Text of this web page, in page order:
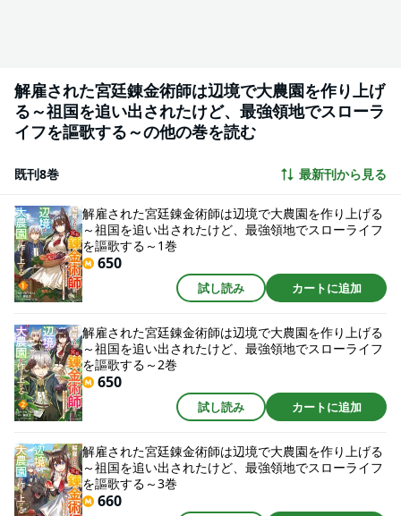
解雇された宮廷錬金術師は辺境で大農園を作り上げ
る～祖国を追い出されたけど、最強領地でスローラ
イフを謳歌する～の他の巻を読む
既刊8巻 最新刊から見る
解雇された宮廷錬金術師は辺境で大農園を作り上げる
～祖国を追い出されたけど、最強領地でスローライフ
を謳歌する～1巻
650
試し読み カートに追加
解雇された宮廷錬金術師は辺境で大農園を作り上げる
～祖国を追い出されたけど、最強領地でスローライフ
を謳歌する～2巻
650
試し読み カートに追加
解雇された宮廷錬金術師は辺境で大農園を作り上げる
～祖国を追い出されたけど、最強領地でスローライフ
を謳歌する～3巻
660